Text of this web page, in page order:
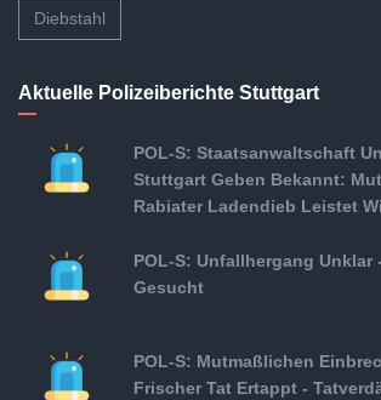
Diebstahl
Aktuelle Polizeiberichte Stuttgart
POL-S: Staatsanwaltschaft
Stuttgart Geben Bekannt:
Rabiater Ladendieb Leistet
POL-S: Unfallhergang Unklar
Gesucht
POL-S: Mutmaßlichen
Frischer Tat Ertappt -